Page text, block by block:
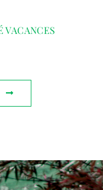
VACANCES